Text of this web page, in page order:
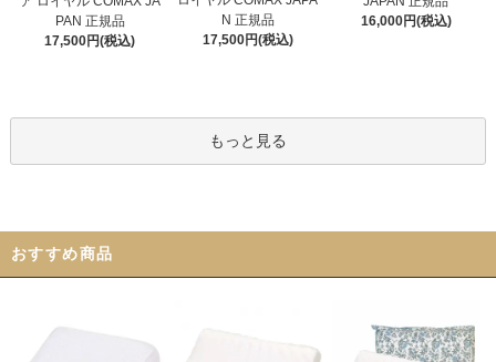
PAN 正規品
17,500円(税込)
N 正規品
17,500円(税込)
16,000円(税込)
もっと見る
おすすめ商品